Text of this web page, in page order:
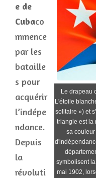
Le drapeau
L'étoile
solitaire ») et
triangle est la
sa
symbolisent
mai 1902,
e de
Cubaco
mmence
par les
bataille
s pour
acquérir
l’indépe
ndance.
Depuis
la
révoluti